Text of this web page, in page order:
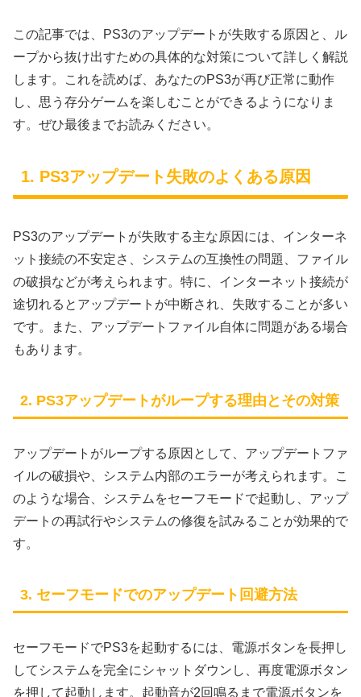
この記事では、PS3のアップデートが失敗する原因と、ル
ープから抜け出すための具体的な対策について詳しく解説
します。これを読めば、あなたのPS3が再び正常に動作
し、思う存分ゲームを楽しむことができるようになりま
す。ぜひ最後までお読みください。
1. PS3アップデート失敗のよくある原因
PS3のアップデートが失敗する主な原因には、インターネ
ット接続の不安定さ、システムの互換性の問題、ファイル
の破損などが考えられます。特に、インターネット接続が
途切れるとアップデートが中断され、失敗することが多い
です。また、アップデートファイル自体に問題がある場合
もあります。
2. PS3アップデートがループする理由とその対策
アップデートがループする原因として、アップデートファ
イルの破損や、システム内部のエラーが考えられます。こ
のような場合、システムをセーフモードで起動し、アップ
デートの再試行やシステムの修復を試みることが効果的で
す。
3. セーフモードでのアップデート回避方法
セーフモードでPS3を起動するには、電源ボタンを長押し
してシステムを完全にシャットダウンし、再度電源ボタン
を押して起動します。起動音が2回鳴るまで電源ボタンを